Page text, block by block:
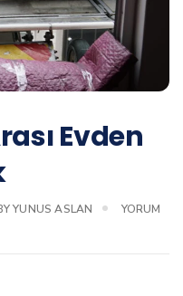
Evden
YUNUS ASLAN
YORUM